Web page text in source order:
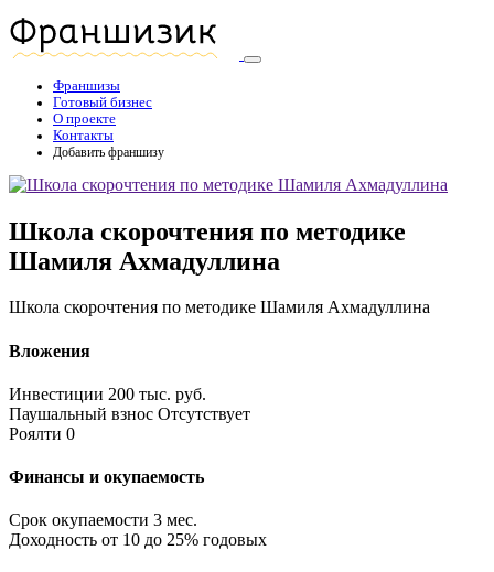
Франшизы
Готовый бизнес
О проекте
Контакты
Добавить франшизу
Школа скорочтения по методике
Шамиля Ахмадуллина
Школа скорочтения по методике Шамиля Ахмадуллина
Вложения
Инвестиции 200 тыс. руб.
Паушальный взнос Отсутствует
Роялти 0
Финансы и окупаемость
Срок окупаемости 3 мес.
Доходность от 10 до 25% годовых